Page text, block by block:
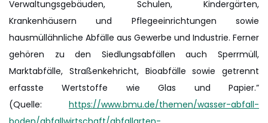
Verwaltungsgebäuden, Schulen, Kindergärten,
Krankenhäusern und Pflegeeinrichtungen sowie
hausmüllähnliche Abfälle aus Gewerbe und Industrie. Ferner
gehören zu den Siedlungsabfällen auch Sperrmüll,
Marktabfälle, Straßenkehricht, Bioabfälle sowie getrennt
erfasste Wertstoffe wie Glas und Papier.”
(Quelle: https://www.bmu.de/themen/wasser-abfall-